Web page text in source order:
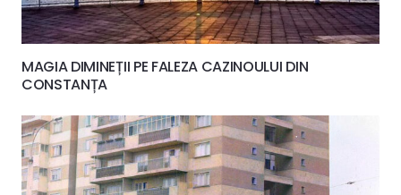
MAGIA DIMINEȚII PE FALEZA CAZINOULUI DIN
CONSTANȚA